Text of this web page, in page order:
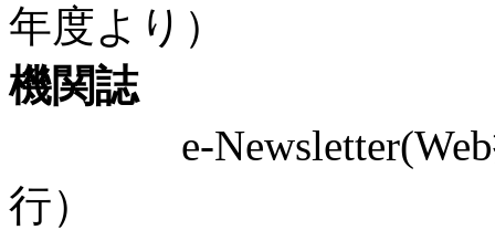
年度より）
機関誌
e-Newsletter(Web掲
行）